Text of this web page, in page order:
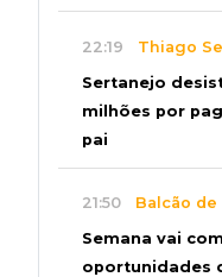
22:19 Thiago
Sertanejo
milhões por
pai
21:50 Balcão de
Semana vai
oportunidades